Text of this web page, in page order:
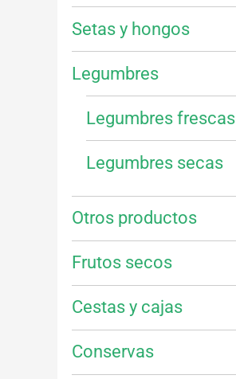
Setas y hongos
Legumbres
Legumbres frescas
Legumbres secas
Otros productos
Frutos secos
Cestas y cajas
Conservas